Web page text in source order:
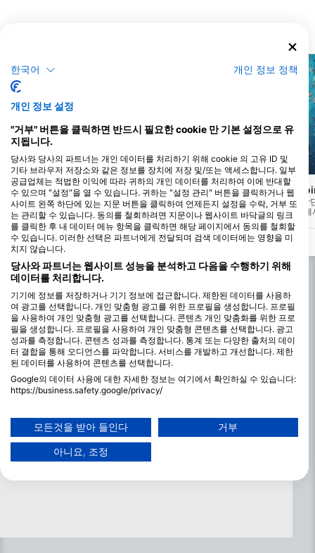
Scubapro, Stephen Frink
Batu Kapal(★4.1)
샤크 포인트 남쪽에 위치한 바투 카팔(배 바
위로 번역됨)은 수중 쌍둥이 봉우리로, 바닥
은 수심 18m, 봉우리 끝은 8~10m에 위치해
있습니다. 일반적으로 샤크 포인트와 같은
다이빙에서 함께 다이빙하는 작은 다이빙
포인트입니다.
Mares, Janez Kranjc
Perhentian Shark
페르헨티아 베사르의 최남
포인트가 있습니다. 이름
이곳의 사슴뿔 산호초에는
어 무리가 많이 서식하고
거북이를 자주 목격할 수
한국어 개인 정보 정책
개인 정보 설정
"거부" 버튼을 클릭하면 반드시 필요한 cookie 만 기본 설정으로 유
지됩니다.
당사와 당사의 파트너는 개인 데이터를 처리하기 위해 cookie 의 고유 ID 및
기타 브라우저 저장소와 같은 정보를 장치에 저장 및/또는 액세스합니다. 일부
공급업체는 적법한 이익에 따라 귀하의 개인 데이터를 처리하여 이에 반대할
수 있으며 "설정"을 열 수 있습니다. 귀하는 "설정 관리" 버튼을 클릭하거나 웹
사이트 왼쪽 하단에 있는 지문 버튼을 클릭하여 언제든지 설정을 수락, 거부 또
는 관리할 수 있습니다. 동의를 철회하려면 지문이나 웹사이트 바닥글의 링크
를 클릭한 후 내 데이터 메뉴 항목을 클릭하면 해당 페이지에서 동의를 철회할
수 있습니다. 이러한 선택은 파트너에게 전달되며 검색 데이터에는 영향을 미
치지 않습니다.
당사와 파트너는 웹사이트 성능을 분석하고 다음을 수행하기 위해
데이터를 처리합니다.
기기에 정보를 저장하거나 기기 정보에 접근합니다. 제한된 데이터를 사용하
여 광고를 선택합니다. 개인 맞춤형 광고를 위한 프로필을 생성합니다. 프로필
을 사용하여 개인 맞춤형 광고를 선택합니다. 콘텐츠 개인 맞춤화를 위한 프로
필을 생성합니다. 프로필을 사용하여 개인 맞춤형 콘텐츠를 선택합니다. 광고
성과를 측정합니다. 콘텐츠 성과를 측정합니다. 통계 또는 다양한 출처의 데이
터 결합을 통해 오디언스를 파악합니다. 서비스를 개발하고 개선합니다. 제한
된 데이터를 사용하여 콘텐츠를 선택합니다.
Google의 데이터 사용에 대한 자세한 정보는 여기에서 확인하실 수 있습니다:
https://business.safety.google/privacy/
귀하의 동의와 cookie 정책은 이 웹사이트/앱에만 적용됩니다.
파트너 목록 보기 (1 IAB 벤더)
당사는 귀하의 데이터를 다음 목적으로 사용합니다:
모든것을 받아 들인다 거부
아니요, 조정